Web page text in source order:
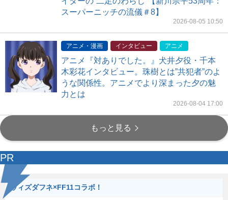
スーパーニッチの流儀＃8】
2026-08-05 10:50
アニメ・漫画 インタビュー アニメ
アニメ『対ありでした。』犬井夕役・千本
木彩花インタビュー。珠樹とは”共犯者”のよ
うな関係性。アニメでより深まった夕の魅
力とは
2026-08-04 17:00
もっと見る
PR
ウィズダフネ×FF11コラボ！